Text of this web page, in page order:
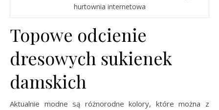
hurtownia internetowa
Topowe odcienie
dresowych sukienek
damskich
Aktualnie modne są różnorodne kolory, które można z